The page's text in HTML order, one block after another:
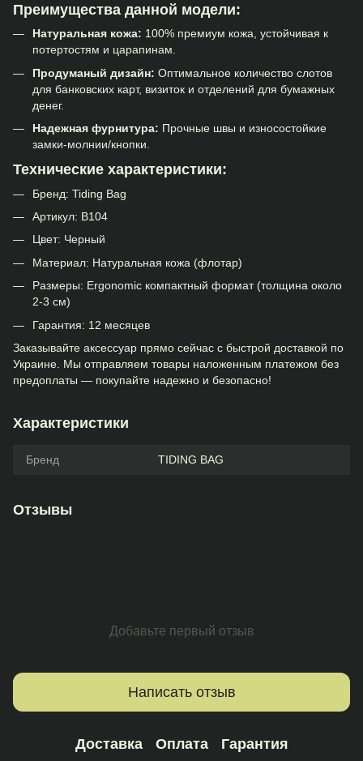
Преимущества данной модели:
Натуральная кожа: 100% премиум кожа, устойчивая к
потертостям и царапинам.
Продуманый дизайн: Оптимальное количество слотов
для банковских карт, визиток и отделений для бумажных
денег.
Надежная фурнитура: Прочные швы и износостойкие
замки-молнии/кнопки.
Технические характеристики:
Бренд: Tiding Bag
Артикул: В104
Цвет: Черный
Материал: Натуральная кожа (флотар)
Размеры: Ergonomic компактный формат (толщина около
2-3 см)
Гарантия: 12 месяцев
Заказывайте аксессуар прямо сейчас с быстрой доставкой по
Украине. Мы отправляем товары наложенным платежом без
предоплаты — покупайте надежно и безопасно!
Характеристики
Бренд TIDING BAG
Отзывы
Добавьте первый отзыв
Написать отзыв
Доставка Оплата Гарантия